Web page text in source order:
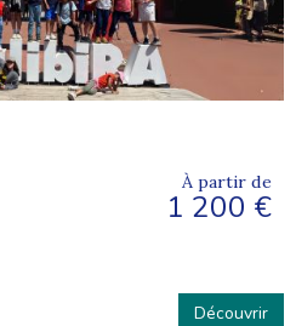
À partir de
1 200 €
Découvrir